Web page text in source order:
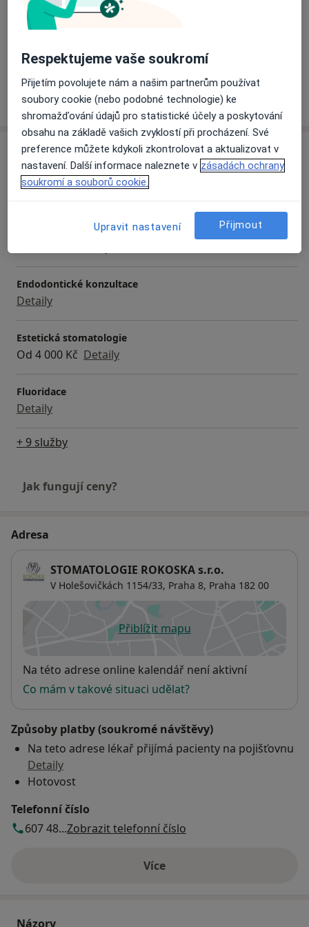
Zobrazit galerii (5)
Víceo zkušenostech
Služby a ceník služeb
Bělení zubů
Od 4 000 Kč Detaily
Dentální hygiena
Endodontické konzultace
Detaily
Estetická stomatologie
Od 4 000 Kč Detaily
Fluoridace
Detaily
+ 9 služby
Jak fungují ceny?
Adresa
STOMATOLOGIE ROKOSKA s.r.o.
V Holešovičkách 1154/33, Praha 8, Praha 182 00
Přiblížit mapuse otevře v nové záložce
Dostupnost
Na této adrese online kalendář není aktivní
Co mám v takové situaci udělat?
Způsoby platby (soukromé návštěvy)
Na teto adrese lékař přijímá pacienty na pojišťovnu
Detaily
Hotovost
Telefonní číslo
607 48...Zobrazit telefonní číslo
Víceo adrese
Názory
Respektujeme vaše soukromí
Přijetím povolujete nám a našim partnerům používat
soubory cookie (nebo podobné technologie) ke
shromažďování údajů pro statistické účely a poskytování
obsahu na základě vašich zvyklostí při procházení. Své
preference můžete kdykoli zkontrolovat a aktualizovat v
nastavení. Další informace naleznete v zásadách ochrany
soukromí a souborů cookie.
Upravit nastavení Přijmout